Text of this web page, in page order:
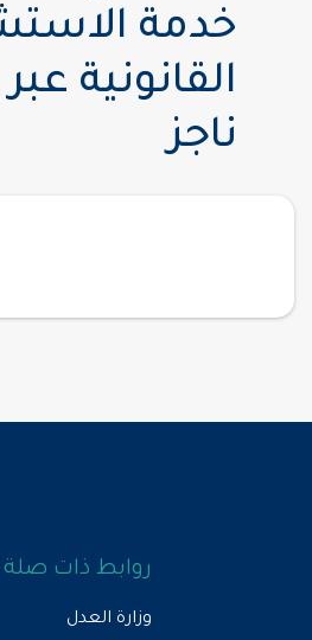
خدمة
القانونية عبر
ناجز
روابط ذات صلة
وزارة العدل